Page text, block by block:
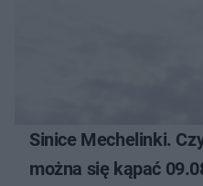
Sinice Mechelinki.
można się kąpać